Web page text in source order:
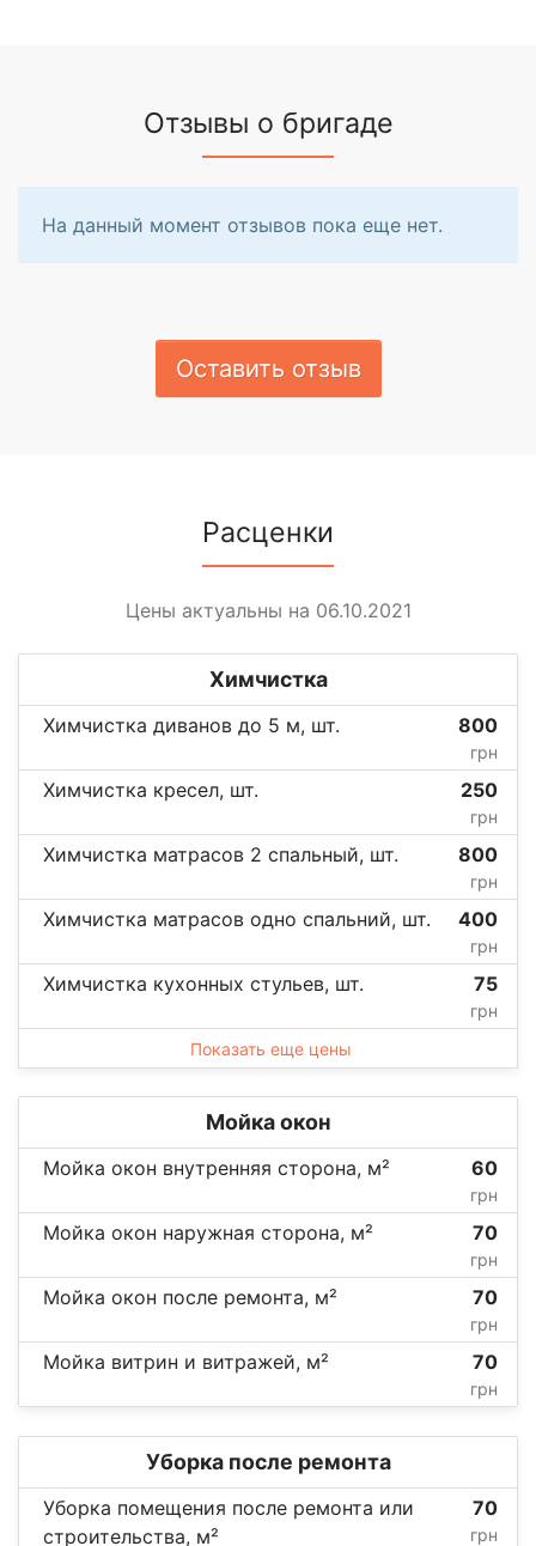
Отзывы о бригаде
На данный момент отзывов пока еще нет.
Оставить отзыв
Расценки
Цены актуальны на 06.10.2021
Химчистка
Химчистка диванов до 5 м, шт. 800
грн
Химчистка кресел, шт. 250
грн
Химчистка матрасов 2 спальный, шт. 800
грн
Химчистка матрасов одно спальний, шт. 400
грн
Химчистка кухонных стульев, шт. 75
грн
Показать еще цены
Мойка окон
Мойка окон внутренняя сторона, м² 60
грн
Мойка окон наружная сторона, м² 70
грн
Мойка окон после ремонта, м² 70
грн
Мойка витрин и витражей, м² 70
грн
Уборка после ремонта
Уборка помещения после ремонта или
строительства, м²
70
грн